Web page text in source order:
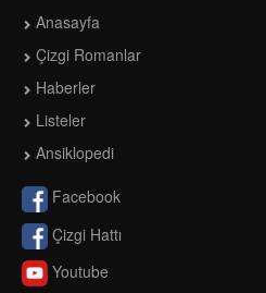
Anasayfa
Çizgi Romanlar
Haberler
Listeler
Ansiklopedi
Facebook
Çizgi Hattı
Youtube